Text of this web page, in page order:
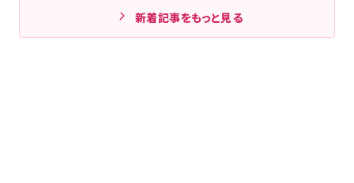
新着記事をもっと見る